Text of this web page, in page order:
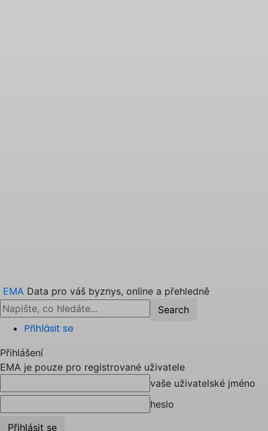
EMA Data pro váš byznys, online a přehledně
Přihlásit se
Přihlášení
EMA je pouze pro registrované uživatele
vaše uživatelské jméno
heslo